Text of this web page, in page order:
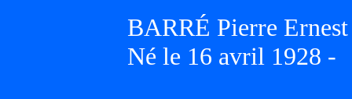
BARRÉ Pierre
Né le 16 avril 1928 -